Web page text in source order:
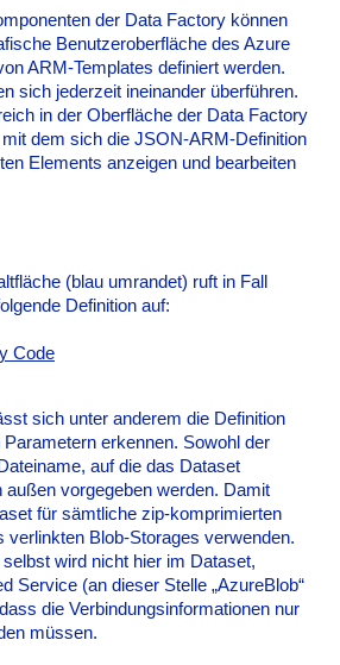
der Data Factory können
Benutzeroberfläche des Azure
ARM-Templates definiert werden.
sich jederzeit ineinander überführen.
in der Oberfläche der Data Factory
mit dem sich die JSON-ARM-Definition
Elements anzeigen und bearbeiten
(blau umrandet) ruft in Fall
Definition auf:
sich unter anderem die Definition
erkennen. Sowohl der
auf die das Dataset
vorgegeben werden. Damit
für sämtliche zip-komprimierten
verlinkten Blob-Storages verwenden.
wird nicht hier im Dataset,
Service (an dieser Stelle „AzureBlob“
die Verbindungsinformationen nur
müssen.